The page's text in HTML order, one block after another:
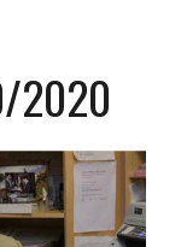
2020